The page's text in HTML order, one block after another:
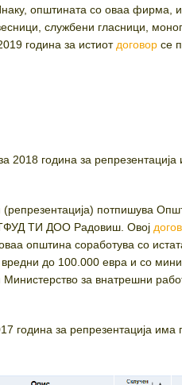
општината со оваа фирма,
службени гласници,
година за истиот договор се
2018 година за репрезентација
(репрезентација) потпишува
ТИ ДОО Радовиш. Овој
општина соработува со
до 100.000 евра и со
за внатрешни
година за репрезентација има